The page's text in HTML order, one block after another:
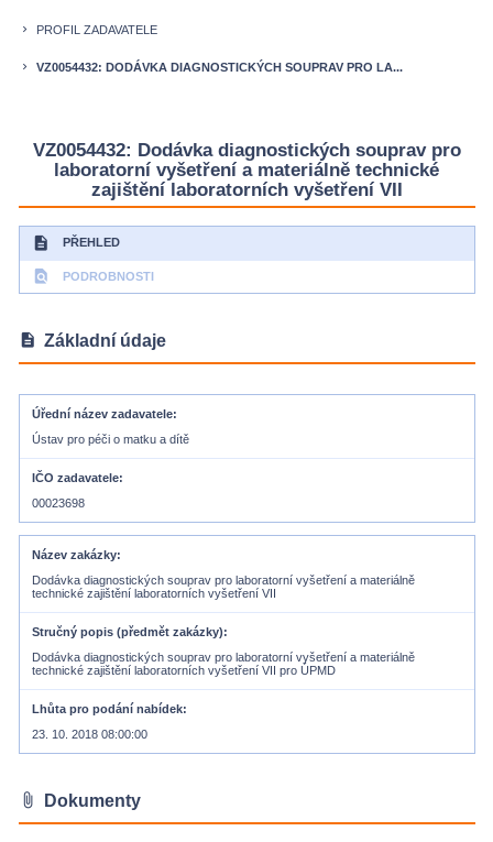
keyboard_arrow_right PROFIL ZADAVATELE
keyboard_arrow_right VZ0054432: DODÁVKA DIAGNOSTICKÝCH SOUPRAV PRO LA...
VZ0054432: Dodávka diagnostických souprav pro
laboratorní vyšetření a materiálně technické
zajištění laboratorních vyšetření VII
description PŘEHLED
find_in_page PODROBNOSTI
description Základní údaje
Úřední název zadavatele
Ústav pro péči o matku a dítě
IČO zadavatele
00023698
Název zakázky
Dodávka diagnostických souprav pro laboratorní vyšetření a materiálně
technické zajištění laboratorních vyšetření VII
Stručný popis (předmět zakázky)
Dodávka diagnostických souprav pro laboratorní vyšetření a materiálně
technické zajištění laboratorních vyšetření VII pro ÚPMD
Lhůta pro podání nabídek
23. 10. 2018 08:00:00
attach_file Dokumenty